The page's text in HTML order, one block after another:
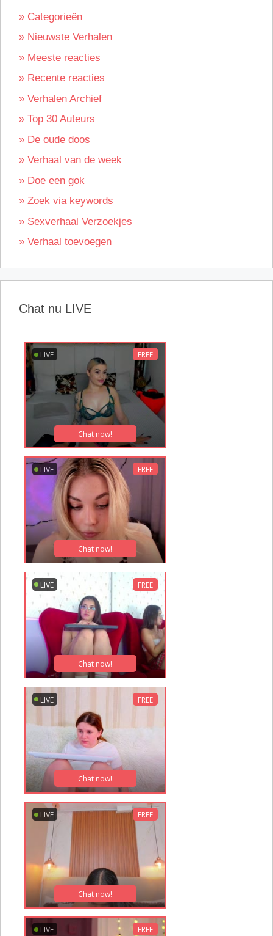
» Categorieën
» Nieuwste Verhalen
» Meeste reacties
» Recente reacties
» Verhalen Archief
» Top 30 Auteurs
» De oude doos
» Verhaal van de week
» Doe een gok
» Zoek via keywords
» Sexverhaal Verzoekjes
» Verhaal toevoegen
Chat nu LIVE